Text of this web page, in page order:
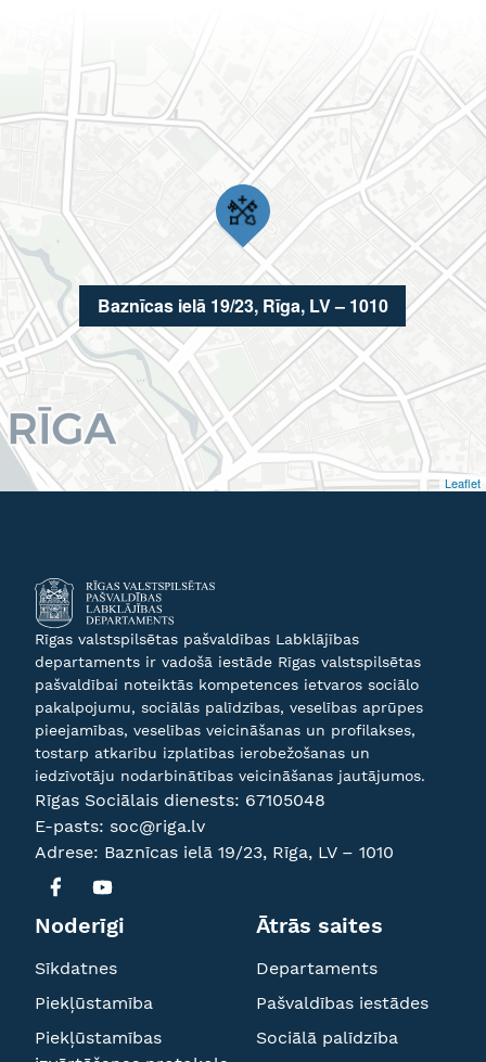
Baznīcas ielā 19/23, Rīga, LV – 1010
Leaflet
Rīgas valstspilsētas pašvaldības Labklājības
departaments ir vadošā iestāde Rīgas valstspilsētas
pašvaldībai noteiktās kompetences ietvaros sociālo
pakalpojumu, sociālās palīdzības, veselības aprūpes
pieejamības, veselības veicināšanas un profilakses,
tostarp atkarību izplatības ierobežošanas un
iedzīvotāju nodarbinātības veicināšanas jautājumos.
Rīgas Sociālais dienests: 67105048
E-pasts: soc@riga.lv
Adrese: Baznīcas ielā 19/23, Rīga, LV – 1010
Noderīgi
Sīkdatnes
Piekļūstamība
Piekļūstamības
Ātrās saites
Departaments
Pašvaldības iestādes
Sociālā palīdzība